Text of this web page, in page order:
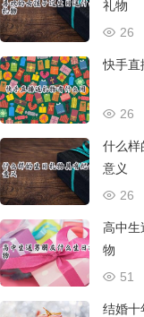
礼物
26
快手直
26
什么样
意义
26
高中生
物
51
结婚十